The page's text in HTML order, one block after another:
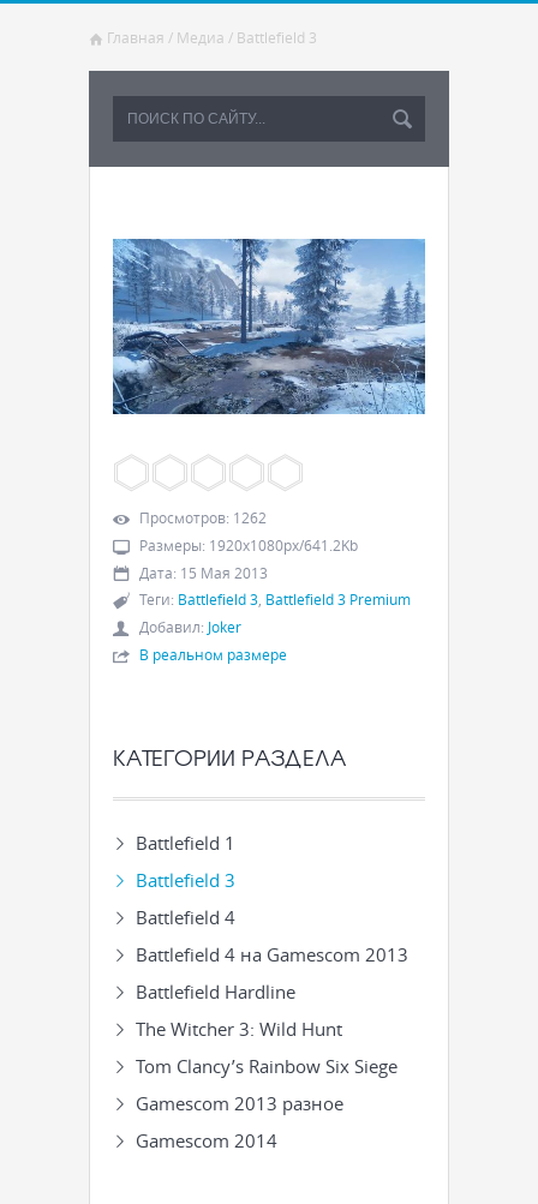
Главная / Медиа / Battlefield 3
Просмотров: 1262
Размеры: 1920x1080px/641.2Kb
Дата: 15 Мая 2013
Теги: Battlefield 3, Battlefield 3 Premium
Добавил: Joker
В реальном размере
КАТЕГОРИИ РАЗДЕЛА
Battlefield 1
Battlefield 3
Battlefield 4
Battlefield 4 на Gamescom 2013
Battlefield Hardline
The Witcher 3: Wild Hunt
Tom Clancy’s Rainbow Six Siege
Gamescom 2013 разное
Gamescom 2014